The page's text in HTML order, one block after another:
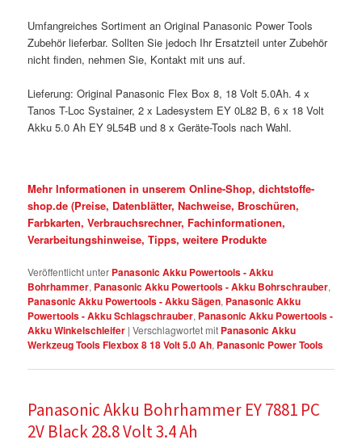
Umfangreiches Sortiment an Original Panasonic Power Tools
Zubehör lieferbar. Sollten Sie jedoch Ihr Ersatzteil unter Zubehör
nicht finden, nehmen Sie, Kontakt mit uns auf.
Lieferung: Original Panasonic Flex Box 8, 18 Volt 5.0Ah. 4 x
Tanos T-Loc Systainer, 2 x Ladesystem EY 0L82 B, 6 x 18 Volt
Akku 5.0 Ah EY 9L54B und 8 x Geräte-Tools nach Wahl.
Mehr Informationen in unserem Online-Shop, dichtstoffe-
shop.de (Preise, Datenblätter, Nachweise, Broschüren,
Farbkarten, Verbrauchsrechner, Fachinformationen,
Verarbeitungshinweise, Tipps, weitere Produkte
Veröffentlicht unter Panasonic Akku Powertools - Akku
Bohrhammer, Panasonic Akku Powertools - Akku Bohrschrauber,
Panasonic Akku Powertools - Akku Sägen, Panasonic Akku
Powertools - Akku Schlagschrauber, Panasonic Akku Powertools -
Akku Winkelschleifer |Verschlagwortet mit Panasonic Akku
Werkzeug Tools Flexbox 8 18 Volt 5.0 Ah, Panasonic Power Tools
Panasonic Akku Bohrhammer EY 7881 PC
2V Black 28.8 Volt 3.4 Ah